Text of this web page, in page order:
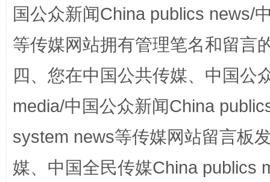
国家大学科技园优化重塑工作
国公众新闻China publics news/
等传媒网站拥有管理笔名和留言
四、您在中国公共传媒、中国公
media/中国公众新闻China
system news等传媒网站留言板
媒、中国全民传媒China publics